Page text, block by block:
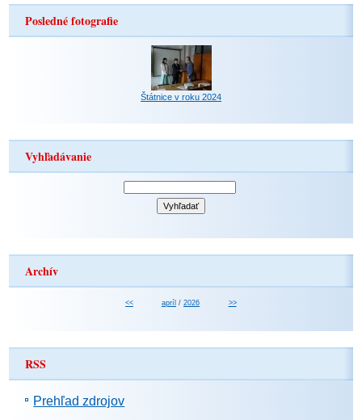
Posledné fotografie
Štátnice v roku 2024
Vyhľadávanie
Archív
<< apríl / 2026 >>
RSS
Prehľad zdrojov